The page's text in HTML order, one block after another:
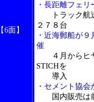
【6面】
・長距離フェ
トラック
２７８台
・近海郵船が
催
４月からヒ
STICHを
導入
・セメント協
国内販売は